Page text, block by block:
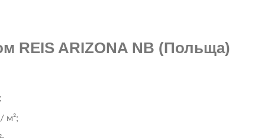
REIS ARIZONA NB (Польща)
м²;